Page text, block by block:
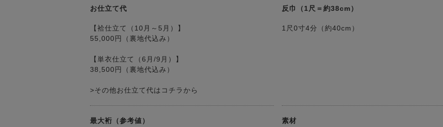
お仕立て代
【袷仕立て（10月～5月）】
55,000円（裏地代込み）
【単衣仕立て（6月/9月）】
38,500円（裏地代込み）
>その他お仕立て代はコチラから
反巾（1尺＝約38cm）
1尺0寸4分（約40cm）
最大裄（参考値） 素材